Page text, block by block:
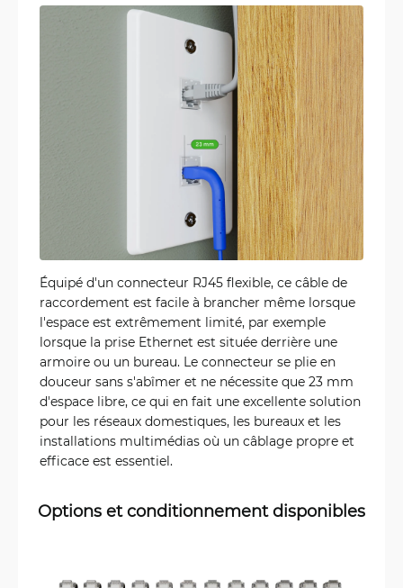
Équipé d'un connecteur RJ45 flexible, ce câble de
raccordement est facile à brancher même lorsque
l'espace est extrêmement limité, par exemple
lorsque la prise Ethernet est située derrière une
armoire ou un bureau. Le connecteur se plie en
douceur sans s'abîmer et ne nécessite que 23 mm
d'espace libre, ce qui en fait une excellente solution
pour les réseaux domestiques, les bureaux et les
installations multimédias où un câblage propre et
efficace est essentiel.
Options et conditionnement disponibles